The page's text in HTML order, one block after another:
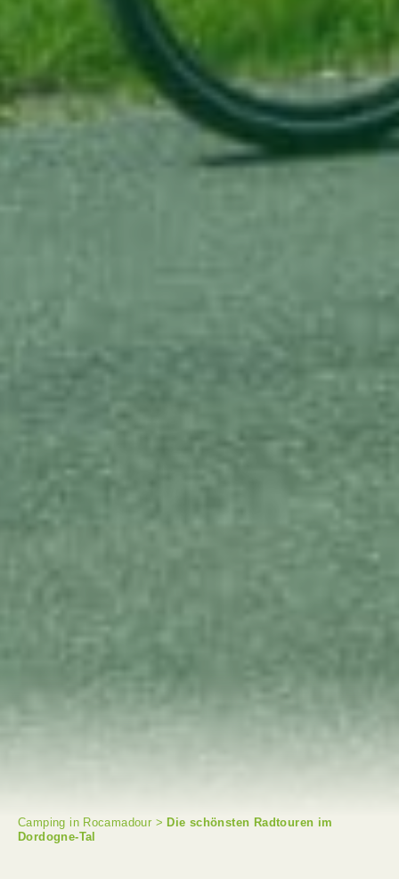
Camping in Rocamadour > Die schönsten Radtouren im
Dordogne-Tal